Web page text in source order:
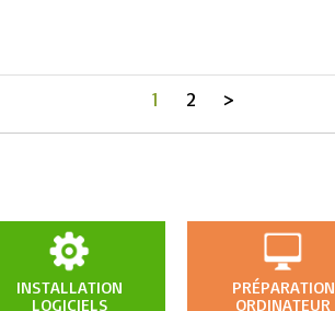
1 2 >
INSTALLATION
LOGICIELS
PRÉPARATION
ORDINATEUR